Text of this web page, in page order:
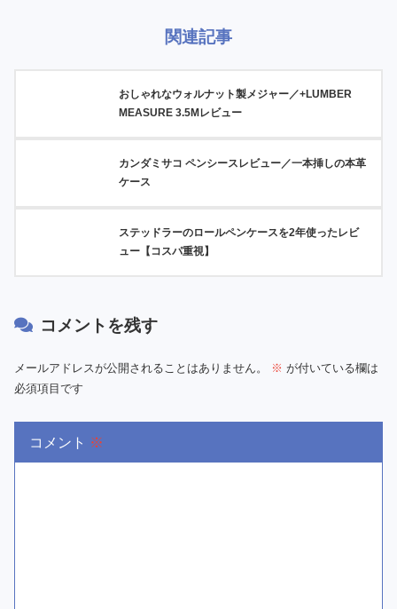
関連記事
おしゃれなウォルナット製メジャー／+LUMBER
MEASURE 3.5Mレビュー
カンダミサコ ペンシースレビュー／一本挿しの本革
ケース
ステッドラーのロールペンケースを2年使ったレビ
ュー【コスパ重視】
コメントを残す
メールアドレスが公開されることはありません。 ※ が付いている欄は
必須項目です
コメント ※